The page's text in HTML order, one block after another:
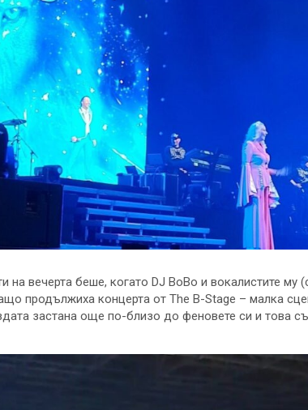
вечерта беше, когато DJ BoBo и вокалистите му
продължиха концерта от The B-Stage – малка
застана още по-близо до феновете си и това